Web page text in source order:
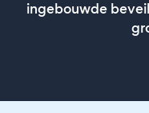
ingebouwde